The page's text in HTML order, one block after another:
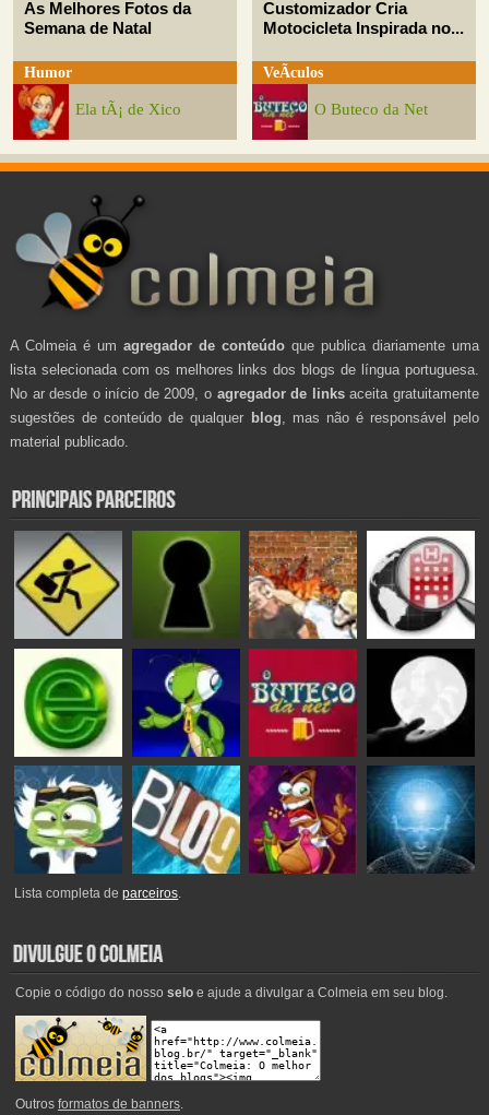
As Melhores Fotos da
Semana de Natal
Humor
Ela tÃ¡ de Xico
Customizador Cria
Motocicleta Inspirada no...
VeÃ­culos
O Buteco da Net
A Colmeia é um agregador de conteúdo que publica diariamente uma
lista selecionada com os melhores links dos blogs de língua portuguesa.
No ar desde o início de 2009, o agregador de linksaceita gratuitamente
sugestões de conteúdo de qualquer blog , mas não é responsável pelo
material publicado.
Lista completa deparceiros.
Copie o código do nosso seloe ajude a divulgar a Colmeia em seu blog.
Outros formatos de banners.